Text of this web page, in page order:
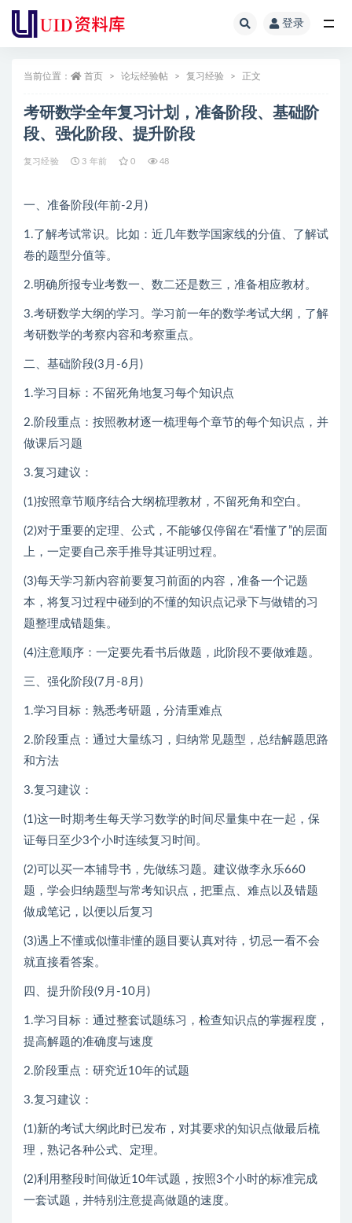
登录
当前位置： 首页 论坛经验帖 复习经验 正文
考研数学全年复习计划，准备阶段、基础阶
段、强化阶段、提升阶段
复习经验 3 年前 0 48
一、准备阶段(年前-2月)
1.了解考试常识。比如：近几年数学国家线的分值、了解试
卷的题型分值等。
2.明确所报专业考数一、数二还是数三，准备相应教材。
3.考研数学大纲的学习。学习前一年的数学考试大纲，了解
考研数学的考察内容和考察重点。
二、基础阶段(3月-6月)
1.学习目标：不留死角地复习每个知识点
2.阶段重点：按照教材逐一梳理每个章节的每个知识点，并
做课后习题
3.复习建议：
(1)按照章节顺序结合大纲梳理教材，不留死角和空白。
(2)对于重要的定理、公式，不能够仅停留在“看懂了”的层面
上，一定要自己亲手推导其证明过程。
(3)每天学习新内容前要复习前面的内容，准备一个记题
本，将复习过程中碰到的不懂的知识点记录下与做错的习
题整理成错题集。
(4)注意顺序：一定要先看书后做题，此阶段不要做难题。
三、强化阶段(7月-8月)
1.学习目标：熟悉考研题，分清重难点
2.阶段重点：通过大量练习，归纳常见题型，总结解题思路
和方法
3.复习建议：
(1)这一时期考生每天学习数学的时间尽量集中在一起，保
证每日至少3个小时连续复习时间。
(2)可以买一本辅导书，先做练习题。建议做李永乐660
题，学会归纳题型与常考知识点，把重点、难点以及错题
做成笔记，以便以后复习
(3)遇上不懂或似懂非懂的题目要认真对待，切忌一看不会
就直接看答案。
四、提升阶段(9月-10月)
1.学习目标：通过整套试题练习，检查知识点的掌握程度，
提高解题的准确度与速度
2.阶段重点：研究近10年的试题
3.复习建议：
(1)新的考试大纲此时已发布，对其要求的知识点做最后梳
理，熟记各种公式、定理。
(2)利用整段时间做近10年试题，按照3个小时的标准完成
一套试题，并特别注意提高做题的速度。